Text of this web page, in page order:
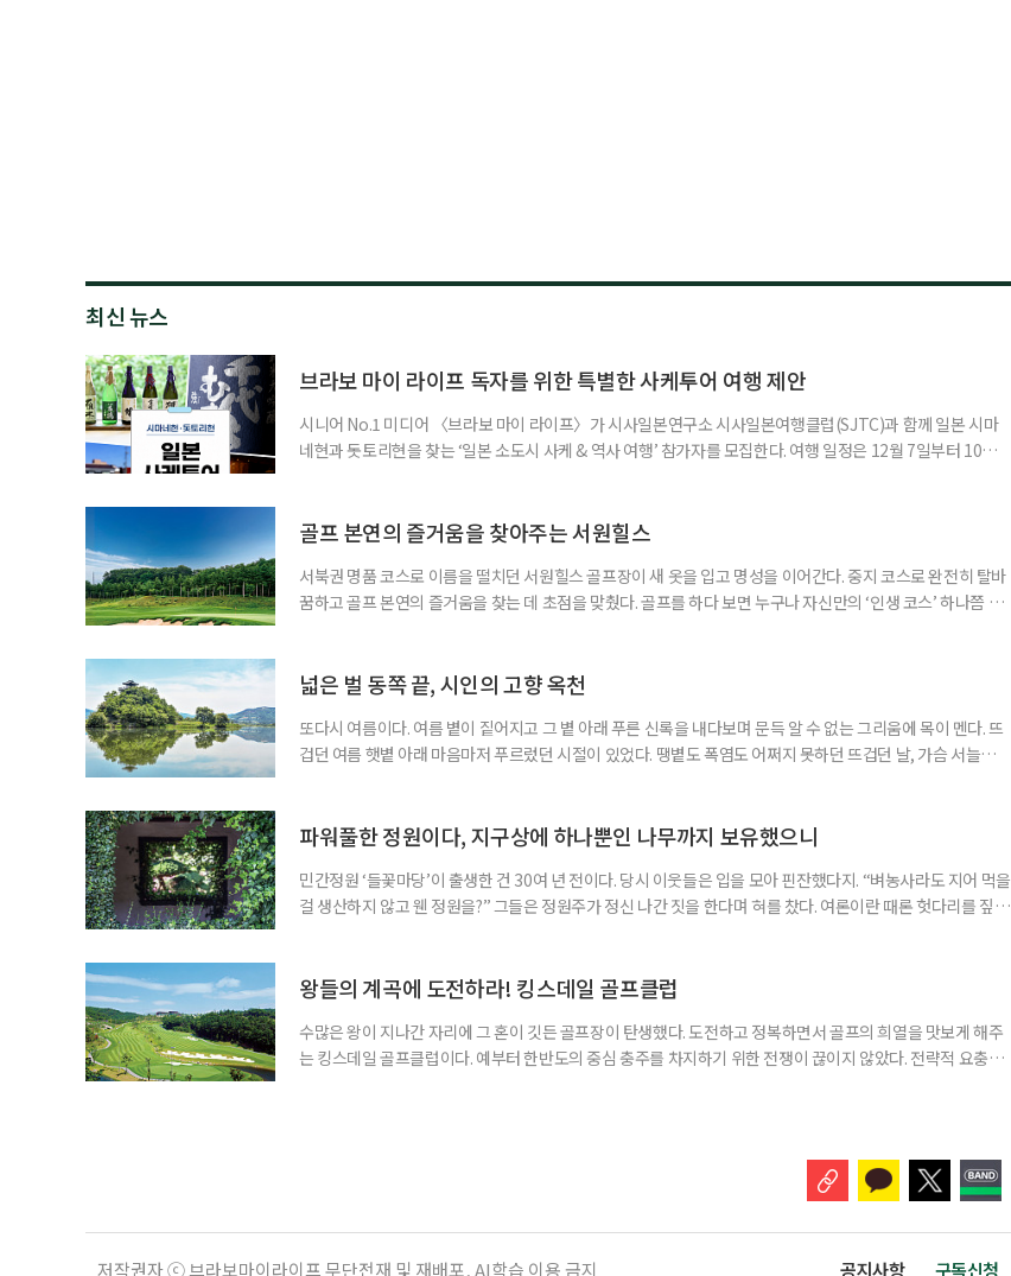
최신 뉴스
브라보 마이 라이프 독자를 위한 특별한 사케투어 여행 제안
시니어 No.1 미디어 〈브라보 마이 라이프〉가 시사일본연구소 시사일본여행클럽(SJTC)과 함께 일본 시마
네현과 돗토리현을 찾는 ‘일본 소도시 사케 & 역사 여행’ 참가자를 모집한다. 여행 일정은 12월 7일부터 10일
그치지 않고 술이 만들어지는 공간과 지역의 역사, 생활문화를 하나의 여정으로 연결했다. 첫날에는 에어서
골프 본연의 즐거움을 찾아주는 서원힐스
서북권 명품 코스로 이름을 떨치던 서원힐스 골프장이 새 옷을 입고 명성을 이어간다. 중지 코스로 완전히 탈바
꿈하고 골프 본연의 즐거움을 찾는 데 초점을 맞췄다. 골프를 하다 보면 누구나 자신만의 ‘인생 코스’ 하나쯤 마
장이다. 경기도 파주에 위치한 서원힐스는 330만 5785㎡(약 100만 평) 규모의 서원밸리 컨트
넓은 벌 동쪽 끝, 시인의 고향 옥천
또다시 여름이다. 여름 볕이 짙어지고 그 볕 아래 푸른 신록을 내다보며 문득 알 수 없는 그리움에 목이 멘다. 뜨
겁던 여름 햇볕 아래 마음마저 푸르렀던 시절이 있었다. 땡볕도 폭염도 어쩌지 못하던 뜨겁던 날, 가슴 서늘하게
그 물결을 거스르며 달리면 양옆으로 펼쳐지는 포플러 가로수가 줄지어 맞는다. 온유하기만 한 향
파워풀한 정원이다, 지구상에 하나뿐인 나무까지 보유했으니
민간정원 ‘들꽃마당’이 출생한 건 30여 년 전이다. 당시 이웃들은 입을 모아 핀잔했다지. “벼농사라도 지어 먹을
걸 생산하지 않고 웬 정원을?” 그들은 정원주가 정신 나간 짓을 한다며 혀를 찼다. 여론이란 때론 헛다리를 짚는
겪는 곳도 있다. ‘들꽃마당’은 잔잔한 수면 위를 미끄러지듯이 나아가는 배처럼 경쾌하게
왕들의 계곡에 도전하라! 킹스데일 골프클럽
수많은 왕이 지나간 자리에 그 혼이 깃든 골프장이 탄생했다. 도전하고 정복하면서 골프의 희열을 맛보게 해주
는 킹스데일 골프클럽이다. 예부터 한반도의 중심 충주를 차지하기 위한 전쟁이 끊이지 않았다. 전략적 요충지
저작권자 ⓒ 브라보마이라이프 무단전재 및 재배포, AI학습 이용 금지 공지사항 구독신청